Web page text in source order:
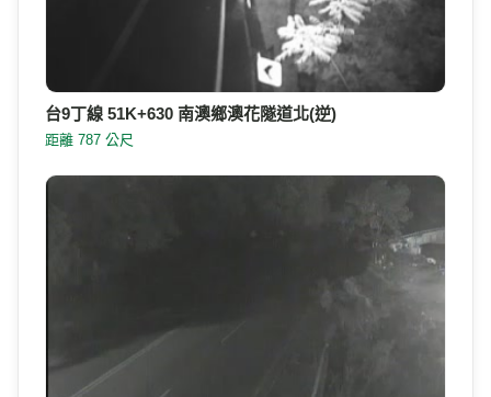
台9丁線 53K+330 秀林鄉大濁水溪南海側(逆)